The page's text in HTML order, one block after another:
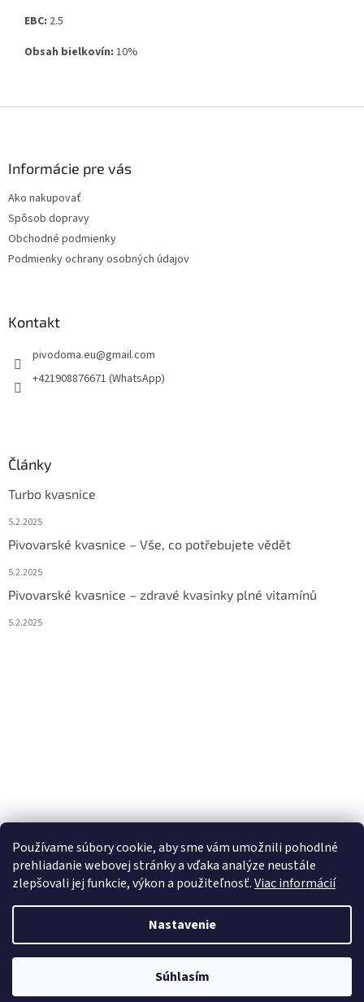
Používame súbory cookie, aby sme vám umožnili pohodlné
prehliadanie webovej stránky a vďaka analýze neustále
zlepšovali jej funkcie, výkon a použiteľnosť.Viac informácií
Nastavenie
Súhlasím
EBC: 2.5
Obsah bielkovín: 10%
Informácie pre vás
Ako nakupovať
Spôsob dopravy
Obchodné podmienky
Podmienky ochrany osobných údajov
Kontakt
pivodoma.eu@gmail.com
+421908876671 (WhatsApp)
Články
Turbo kvasnice
5.2.2025
Pivovarské kvasnice – Vše, co potřebujete vědět
5.2.2025
Pivovarské kvasnice – zdravé kvasinky plné vitamínů
5.2.2025
Copyright 2026Internetový obchod pivodoma.eu. Všetky práva
vyhradené.